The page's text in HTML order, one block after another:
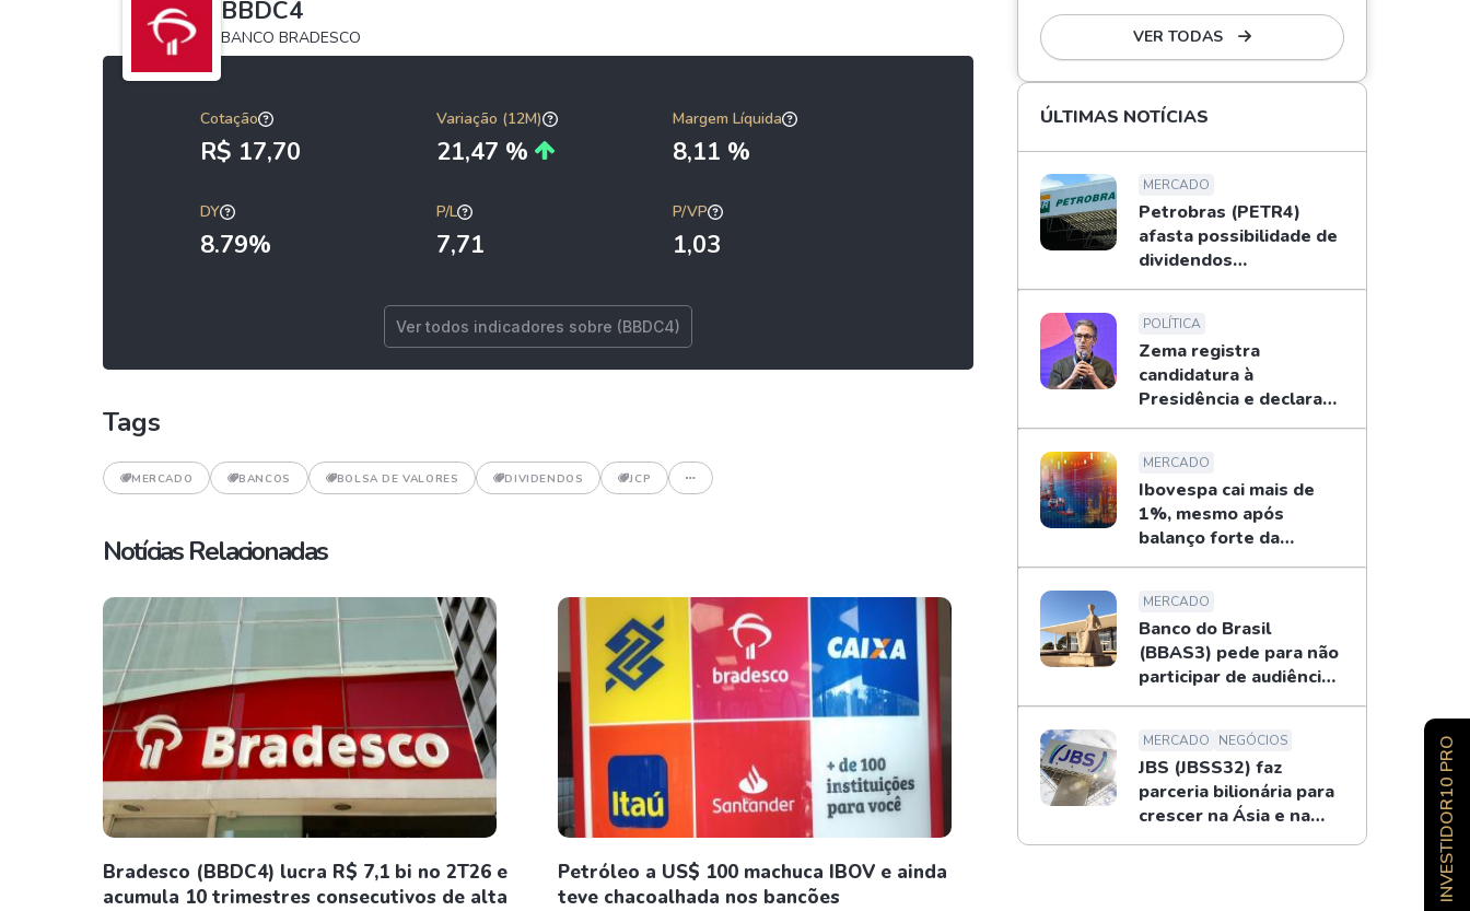
BBDC4
BANCO BRADESCO
Cotação
R$ 17,70
Variação (12M)
21,47 %
Margem Líquida
8,11 %
DY
8.79%
P/L
7,71
P/VP
1,03
Ver todos indicadores sobre (BBDC4)
Tags
MERCADO BANCOS BOLSA DE VALORES DIVIDENDOS JCP
Notícias Relacionadas
Bradesco (BBDC4) lucra R$ 7,1 bi no 2T26 e
acumula 10 trimestres consecutivos de alta
Petróleo a US$ 100 machuca IBOV e ainda
teve chacoalhada nos bancões
VER TODAS
ÚLTIMAS NOTÍCIAS
MERCADO
Petrobras (PETR4)
afasta possibilidade de
dividendos
extraordinários em
POLÍTICA
Zema registra
candidatura à
Presidência e declara
patrimônio de R$ 178
MERCADO
Ibovespa cai mais de
1%, mesmo após
balanço forte da
Petrobras
MERCADO
Banco do Brasil
(BBAS3) pede para não
participar de audiência
sobre o BRB; entenda
MERCADO NEGÓCIOS
JBS (JBSS32) faz
parceria bilionária para
crescer na Ásia e na
Oceania
INVESTIDOR10 PRO